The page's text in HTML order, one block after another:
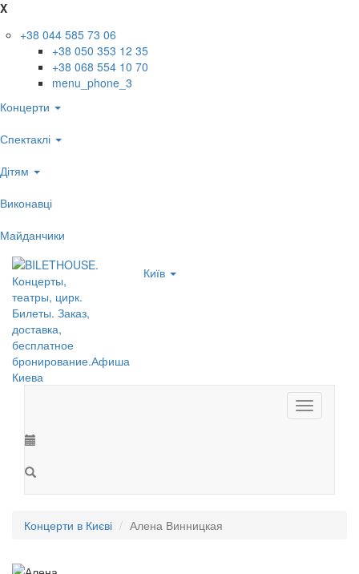
X
+38 044 585 73 06
+38 050 353 12 35
+38 068 554 10 70
menu_phone_3
Концерти
Спектаклі
Дітям
Виконавці
Майданчики
Київ
Toggle
navigation
Концерти в Києві Алена Винницкая